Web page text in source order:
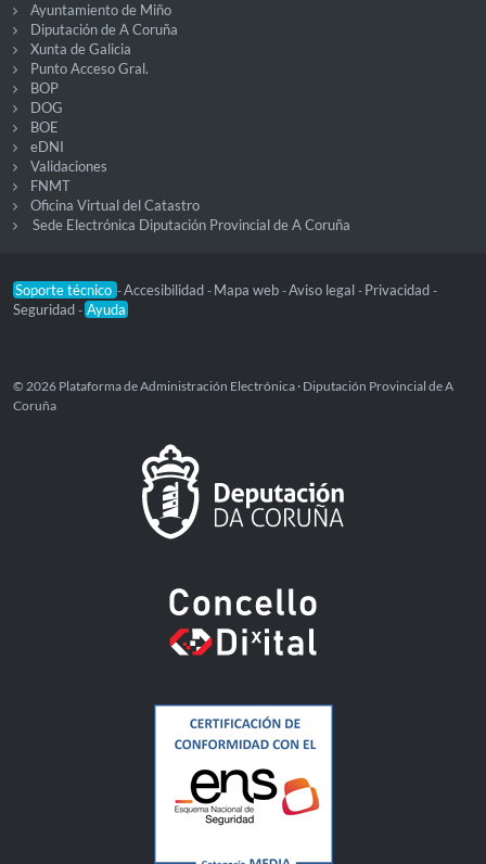
Ayuntamiento de Miño
Diputación de A Coruña
Xunta de Galicia
Punto Acceso Gral.
BOP
DOG
BOE
eDNI
Validaciones
FNMT
Oficina Virtual del Catastro
Sede Electrónica Diputación Provincial de A Coruña
Soporte técnico -Accesibilidad - Mapa web -Aviso legal - Privacidad -
Seguridad - Ayuda
© 2026 Plataforma de Administración Electrónica · Diputación Provincial de A
Coruña